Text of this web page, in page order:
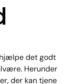
hjælpe det godt
Herunder
der kan tjene